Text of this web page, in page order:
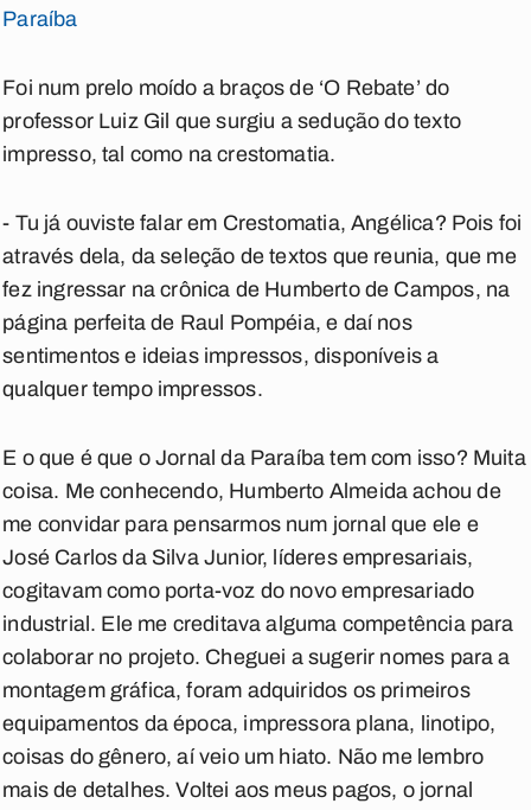
Paraíba
Foi num prelo moído a braços de ‘O Rebate’ do
professor Luiz Gil que surgiu a sedução do texto
impresso, tal como na crestomatia.
- Tu já ouviste falar em Crestomatia, Angélica? Pois foi
através dela, da seleção de textos que reunia, que me
fez ingressar na crônica de Humberto de Campos, na
página perfeita de Raul Pompéia, e daí nos
sentimentos e ideias impressos, disponíveis a
qualquer tempo impressos.
E o que é que o Jornal da Paraíba tem com isso? Muita
coisa. Me conhecendo, Humberto Almeida achou de
me convidar para pensarmos num jornal que ele e
José Carlos da Silva Junior, líderes empresariais,
cogitavam como porta-voz do novo empresariado
industrial. Ele me creditava alguma competência para
colaborar no projeto. Cheguei a sugerir nomes para a
montagem gráfica, foram adquiridos os primeiros
equipamentos da época, impressora plana, linotipo,
coisas do gênero, aí veio um hiato. Não me lembro
mais de detalhes. Voltei aos meus pagos, o jornal